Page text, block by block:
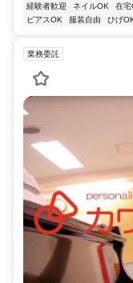
経験者歓迎
ネイルOK 在宅
ピアスOK
服装自由 ひげ
業務委託